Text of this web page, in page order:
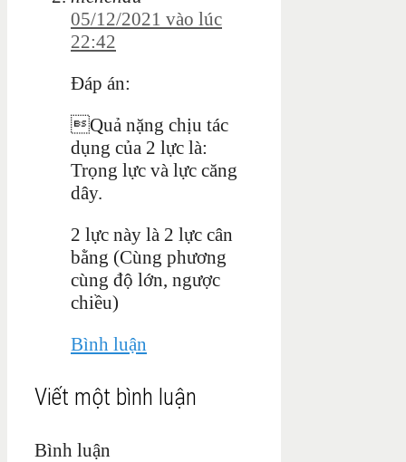
05/12/2021 vào lúc
22:42
Đáp án:
Quả nặng chịu tác
dụng của 2 lực là:
Trọng lực và lực căng
dây.
2 lực này là 2 lực cân
bằng (Cùng phương
cùng độ lớn, ngược
chiều)
Bình luận
Viết một bình luận
Bình luận